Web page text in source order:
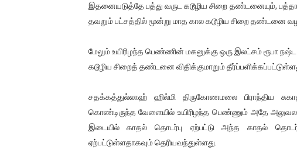
இதனையடுத்தே பத்து வருட கடூழிய சிறை தண்டனையும்,
தவறும் பட்சத்தில் மூன்று மாத கால கடூழிய சிறை தண்டனை
மேலும் உயிரிழந்த பெண்ணின் மகனுக்கு ஒரு இலட்சம் ரூபா
கடூழிய சிறைத் தண்டனை விதிக்குமாறும்
சதக்கத்துல்லாஹ் ஹில்மி திருகோணமலை பிராந்திய
கொண்டிருந்த வேளையில் உயிரிழந்த பெண்ணும் அதே
இடையில் காதல் தொடர்பு ஏற்பட்டு அந்த காதல்
ஏற்பட்டுள்ளதாகவும் தெரியவந்துள்ளது.